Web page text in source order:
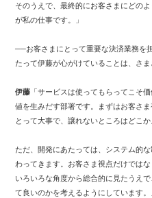
そのうえで、最終的にお客さまにどの
が私の仕事です。」
──お客さまにとって重要な決済業務を
たって伊藤が心がけていることは、さ
伊藤 「サービスは使ってもらってこそ
値を生みだす部署です。まずはお客さ
とって大事で、譲れないところはどこ
ただ、開発にあたっては、システム的
わってきます。お客さま視点だけでは
いろいろな角度から総合的に見たうえ
て良いのかを考えるようにしています。